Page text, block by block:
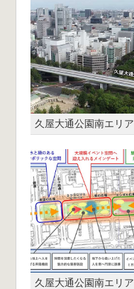
久屋大通公園南エリア
久屋大通公園南エリア